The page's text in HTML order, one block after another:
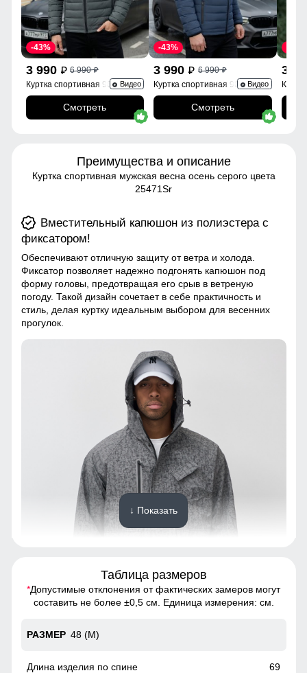
3 990 p 6 990p
-43%
Куртка спортивная 9623_1Kh
Видео
Смотреть
3 990 p 6 990p
-43%
Куртка спортивная 9623_1S
Видео
Смотреть
3
Преимущества и описание
Куртка спортивная мужская весна осень серого цвета
25471Sr
Вместительный капюшон из полиэстера с
фиксатором!
Обеспечивают отличную защиту от ветра и холода.
Фиксатор позволяет надежно подгонять капюшон под
форму головы, предотвращая его срыв в ветреную
погоду. Такой дизайн сочетает в себе практичность и
стиль, делая куртку идеальным выбором для весенних
прогулок.
Обеспечивают отличную защиту от ветра и холода.
Фиксатор позволяет надежно подгонять капюшон под
погоду. Такой дизайн сочетает в себе практичность и
стиль, делая куртку идеальным выбором для весенних
↓ Показать
Таблица размеров
*Допустимые отклонения от фактических замеров могут
составить не более ±0,5 см. Единица измерения: см.
48 (M)
69